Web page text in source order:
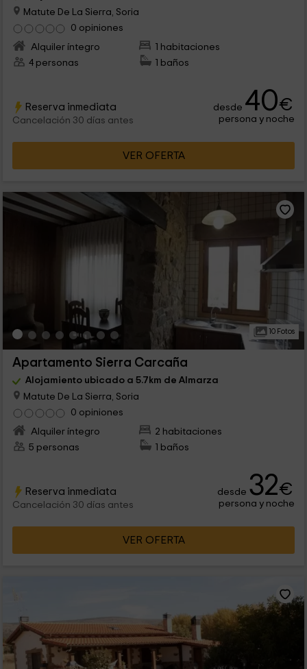
Matute De La Sierra, Soria
0 opiniones
Alquiler íntegro
1 habitaciones
4 personas
1 baños
Reserva inmediata
Cancelación 30 días antes
desde 40€
persona y noche
VER OFERTA
10 Fotos
Apartamento Sierra Carcaña
Alojamiento ubicado a 5.7km de Almarza
Matute De La Sierra, Soria
0 opiniones
Alquiler íntegro
2 habitaciones
5 personas
1 baños
Reserva inmediata
Cancelación 30 días antes
desde 32€
persona y noche
VER OFERTA